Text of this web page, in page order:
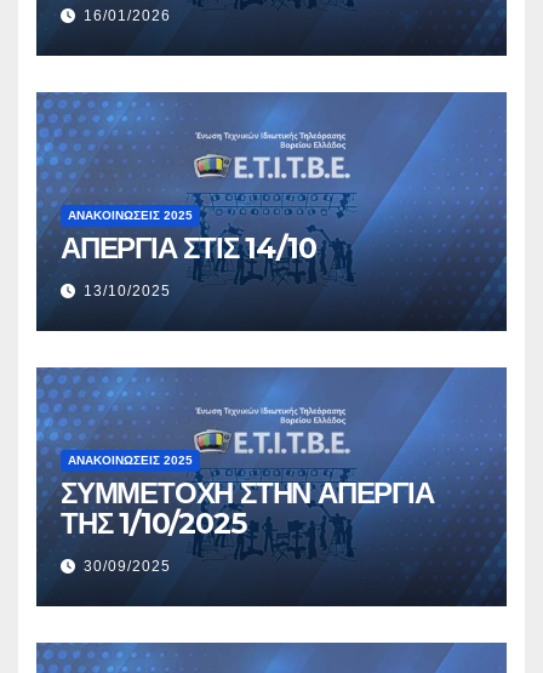
16/01/2026
ΑΝΑΚΟΙΝΏΣΕΙΣ 2025
ΑΠΕΡΓΙΑ ΣΤΙΣ 14/10
13/10/2025
ΑΝΑΚΟΙΝΏΣΕΙΣ 2025
ΣΥΜΜΕΤΟΧΗ ΣΤΗΝ ΑΠΕΡΓΙΑ
ΤΗΣ 1/10/2025
30/09/2025